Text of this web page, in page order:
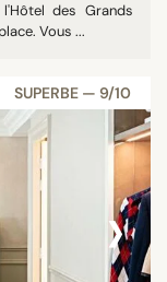
des Grands
Vous ...
SUPERBE — 9/10
›